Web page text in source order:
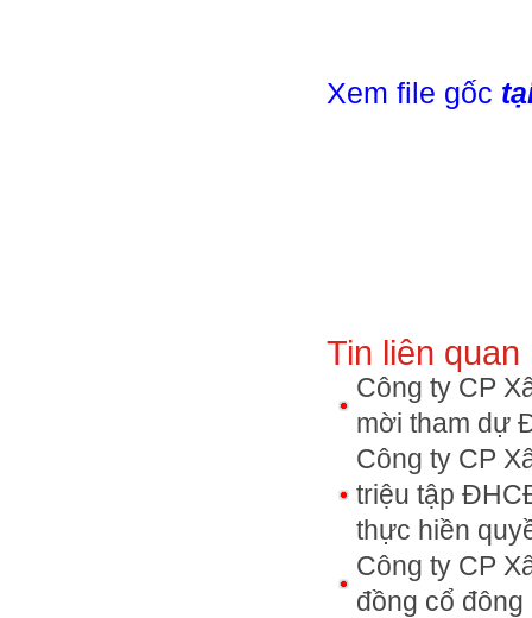
Xem file gốc
Tin liên quan
Công ty CP
mời tham dự
Công ty CP
triệu tập
thực hiền
Công ty CP
đồng cổ